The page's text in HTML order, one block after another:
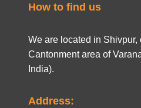
How to find us
We are located in Shivpur,
Cantonment area of
India).
Address: